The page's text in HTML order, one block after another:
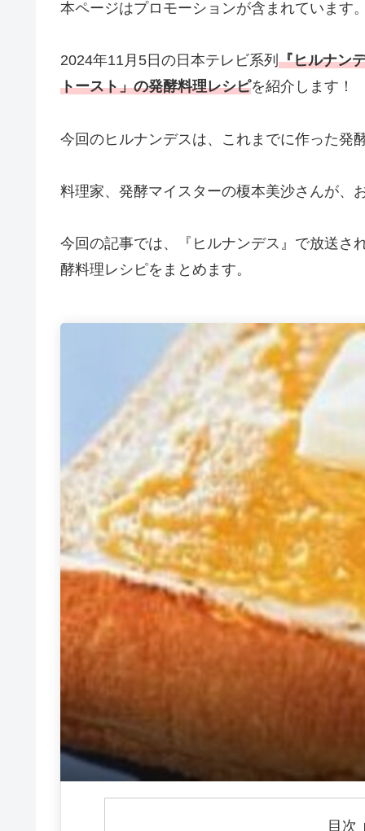
本ページはプロモーションが含まれています
2024年11月5日の日本テレビ系列 『ヒルナン
トースト」の発酵料理レシピを紹介します！
今回のヒルナンデスは、これまでに作った発
料理家、発酵マイスターの榎本美沙さんが、
今回の記事では、『ヒルナンデス』で放送さ
酵料理レシピをまとめます。
目次